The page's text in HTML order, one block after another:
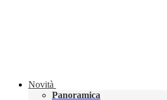
Novità
Panoramica